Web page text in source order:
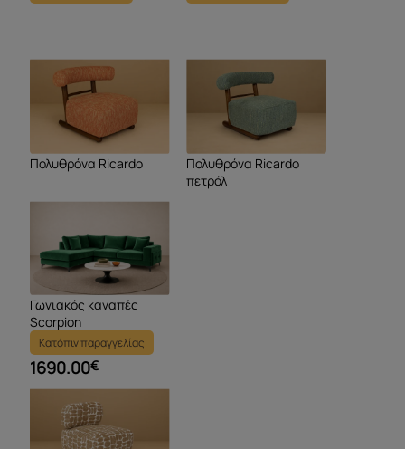
Πολυθρόνα Ricardo
Πολυθρόνα Ricardo
πετρόλ
Γωνιακός καναπές
Scorpion
Κατόπιν παραγγελίας
1690.00€